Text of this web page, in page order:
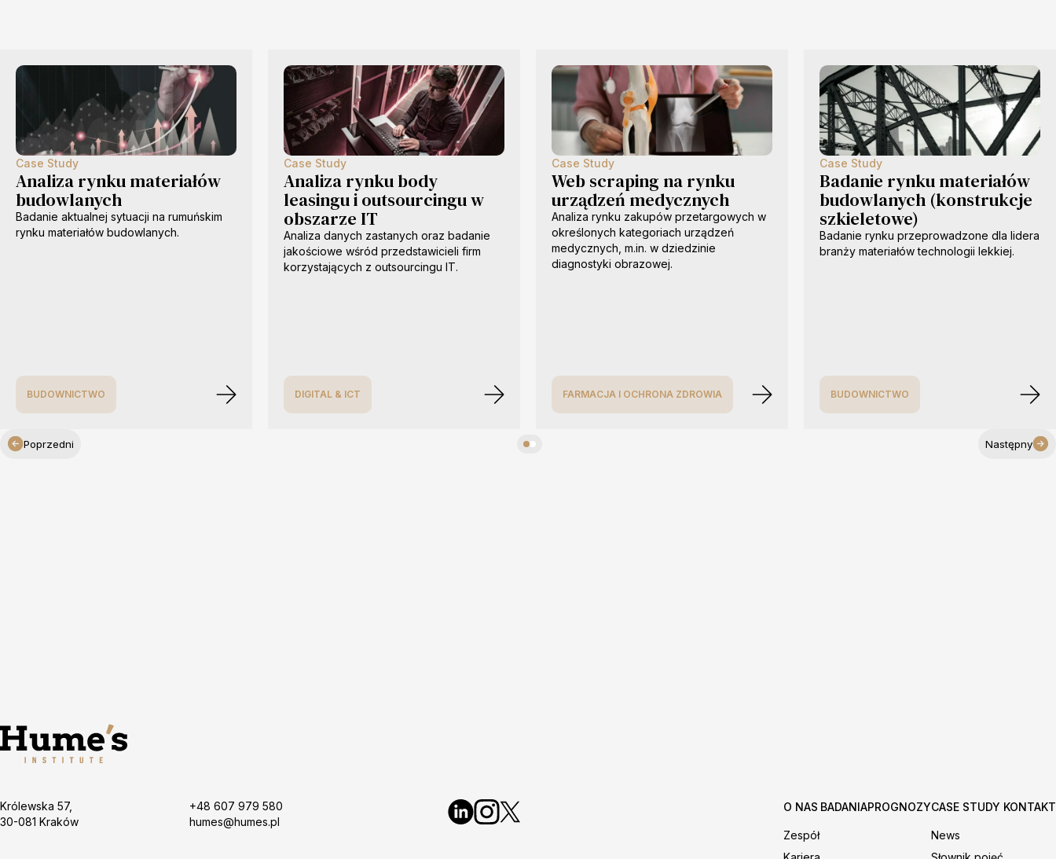
Case Study
Analiza rynku materiałów
budowlanych
Badanie aktualnej sytuacji na rumuńskim
rynku materiałów budowlanych.
BUDOWNICTWO
Case Study
Analiza rynku body
leasingu i outsourcingu w
obszarze IT
Analiza danych zastanych oraz badanie
jakościowe wśród przedstawicieli firm
korzystających z outsourcingu IT.
DIGITAL & ICT
Case Study
Web scraping na rynku
urządzeń medycznych
Analiza rynku zakupów przetargowych w
określonych kategoriach urządzeń
medycznych, m.in. w dziedzinie
diagnostyki obrazowej.
FARMACJA I OCHRONA ZDROWIA
Case Study
Badanie rynku materiałów
budowlanych (konstrukcje
szkieletowe)
Badanie rynku przeprowadzone dla lidera
branży materiałów technologii lekkiej.
BUDOWNICTWO
Poprzedni Następny
Królewska 57,
30-081 Kraków
+48 607 979 580
humes@humes.pl
O NAS
Zespół
BADANIAPROGNOZYCASE STUDY
News
KONTAKT